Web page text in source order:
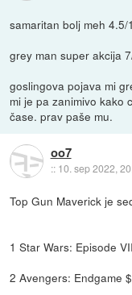
samaritan bolj meh 4.5/
grey man super akcija
goslingova pojava mi
mi je pa zanimivo kako
čase. prav paše mu.
oo7
:: 10. sep 2022,
Top Gun Maverick je
1 Star Wars: Episode
2 Avengers: Endgame